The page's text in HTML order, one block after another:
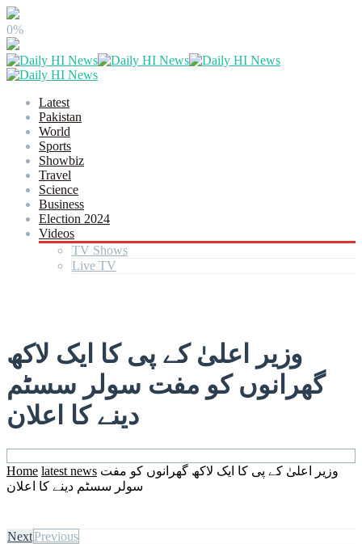
0%
Latest
Pakistan
World
Sports
Showbiz
Travel
Science
Business
Election 2024
Videos
TV Shows
Live TV
وزیر اعلیٰ کے پی کا ایک لاکھ
گھرانوں کو مفت سولر سسٹم
دینے کا اعلان
Home latest news وزیر اعلیٰ کے پی کا ایک لاکھ گھرانوں کو مفت
سولر سسٹم دینے کا اعلان
NextPrevious